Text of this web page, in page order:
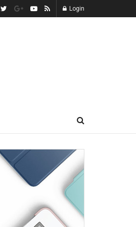
Login